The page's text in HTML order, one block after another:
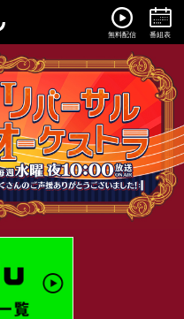
無料配信 番組表